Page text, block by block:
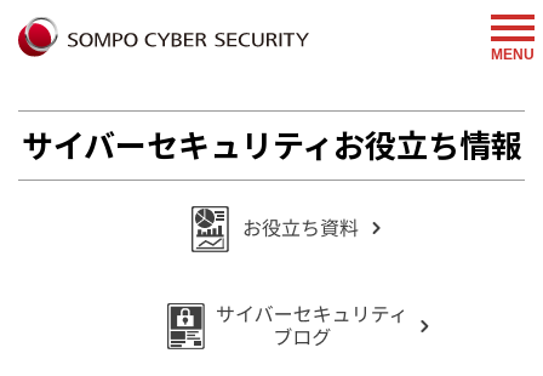
MENU
サイバーセキュリティお役立ち情報